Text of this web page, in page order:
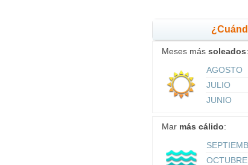
Meses mássoleados:
AGOSTO
JULIO
JUNIO
Mar más cálido:
OCTUBRE